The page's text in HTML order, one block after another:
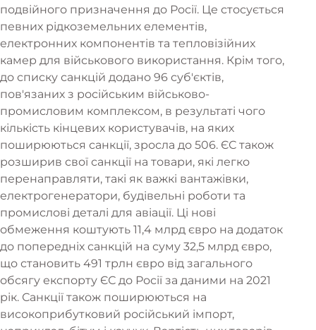
подвійного призначення до Росії. Це стосується
певних рідкоземельних елементів,
електронних компонентів та тепловізійних
камер для військового використання. Крім того,
до списку санкцій додано 96 суб'єктів,
пов'язаних з російським військово-
промисловим комплексом, в результаті чого
кількість кінцевих користувачів, на яких
поширюються санкції, зросла до 506. ЄС також
розширив свої санкції на товари, які легко
перенаправляти, такі як важкі вантажівки,
електрогенератори, будівельні роботи та
промислові деталі для авіації. Ці нові
обмеження коштують 11,4 млрд євро на додаток
до попередніх санкцій на суму 32,5 млрд євро,
що становить 491 трлн євро від загального
обсягу експорту ЄС до Росії за даними на 2021
рік. Санкції також поширюються на
високоприбутковий російський імпорт,